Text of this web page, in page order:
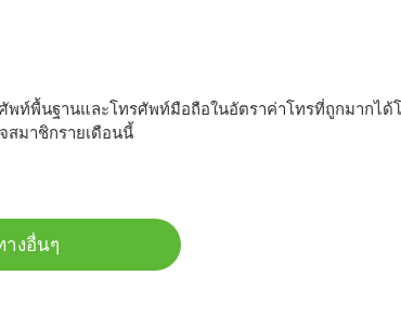
พท์พื้นฐานและโทรศัพท์มือถือในอัตราค่าโทรที่ถูกมากได้
มาชิกรายเดือนนี้
งอื่นๆ